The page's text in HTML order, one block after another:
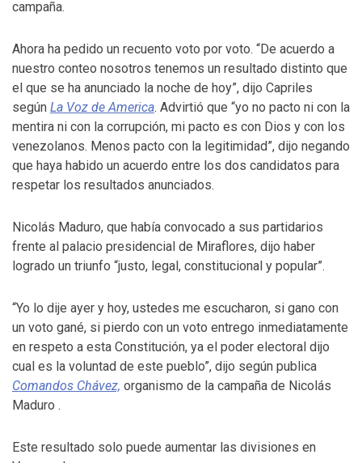
campaña.
Ahora ha pedido un recuento voto por voto. “De acuerdo a
nuestro conteo nosotros tenemos un resultado distinto que
el que se ha anunciado la noche de hoy”, dijo Capriles
según La Voz de America. Advirtió que “yo no pacto ni con la
mentira ni con la corrupción, mi pacto es con Dios y con los
venezolanos. Menos pacto con la legitimidad”, dijo negando
que haya habido un acuerdo entre los dos candidatos para
respetar los resultados anunciados.
Nicolás Maduro, que había convocado a sus partidarios
frente al palacio presidencial de Miraflores, dijo haber
logrado un triunfo “justo, legal, constitucional y popular”.
“Yo lo dije ayer y hoy, ustedes me escucharon, si gano con
un voto gané, si pierdo con un voto entrego inmediatamente
en respeto a esta Constitución, ya el poder electoral dijo
cual es la voluntad de este pueblo”, dijo según publica
Comandos Chávez, organismo de la campaña de Nicolás
Maduro .
Este resultado solo puede aumentar las divisiones en